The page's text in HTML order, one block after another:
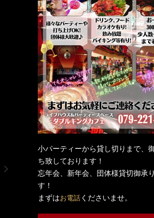
小パーティーから貸し切りまで、
ち致しております！
忘年会、新年会、団体様貸切御承
す！
まずはお電話 くださいませ。